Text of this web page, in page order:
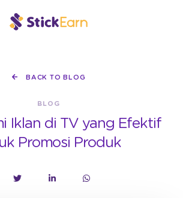
BACK TO BLOG
BLOG
Iklan di TV yang Efektif
Promosi Produk